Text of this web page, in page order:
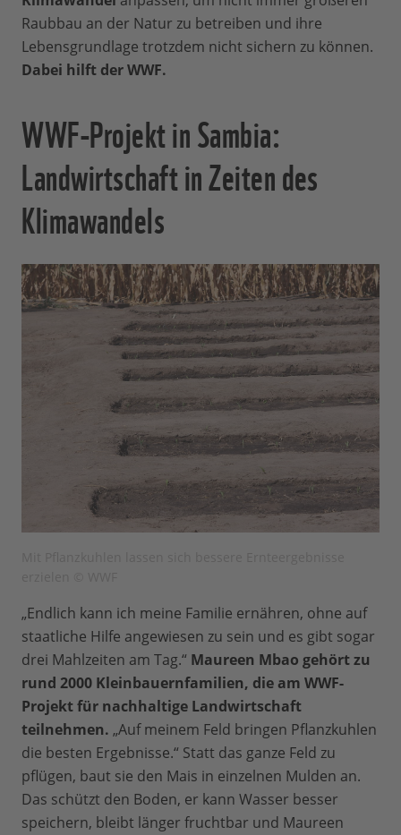
Raubbau an der Natur zu betreiben und ihre
Lebensgrundlage trotzdem nicht sichern zu können.
Dabei hilft der WWF.
WWF-Projekt in Sambia:
Landwirtschaft in Zeiten des
Klimawandels
„Endlich kann ich meine Familie ernähren, ohne auf
staatliche Hilfe angewiesen zu sein und es gibt sogar
drei Mahlzeiten am Tag.“ Maureen Mbao gehört zu
rund 2000 Kleinbauernfamilien, die am WWF-
Projekt für nachhaltige Landwirtschaft
teilnehmen. „Auf meinem Feld bringen Pflanzkuhlen
die besten Ergebnisse.“ Statt das ganze Feld zu
pflügen, baut sie den Mais in einzelnen Mulden an.
Das schützt den Boden, er kann Wasser besser
speichern, bleibt länger fruchtbar und Maureen